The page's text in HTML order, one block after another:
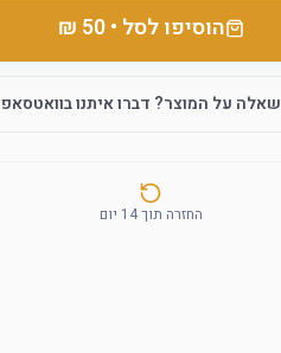
הוסיפו לסל •
‏50 ₪
שאלה על המוצר? דברו איתנו בוואטסאפ
החזרה תוך 14 יום